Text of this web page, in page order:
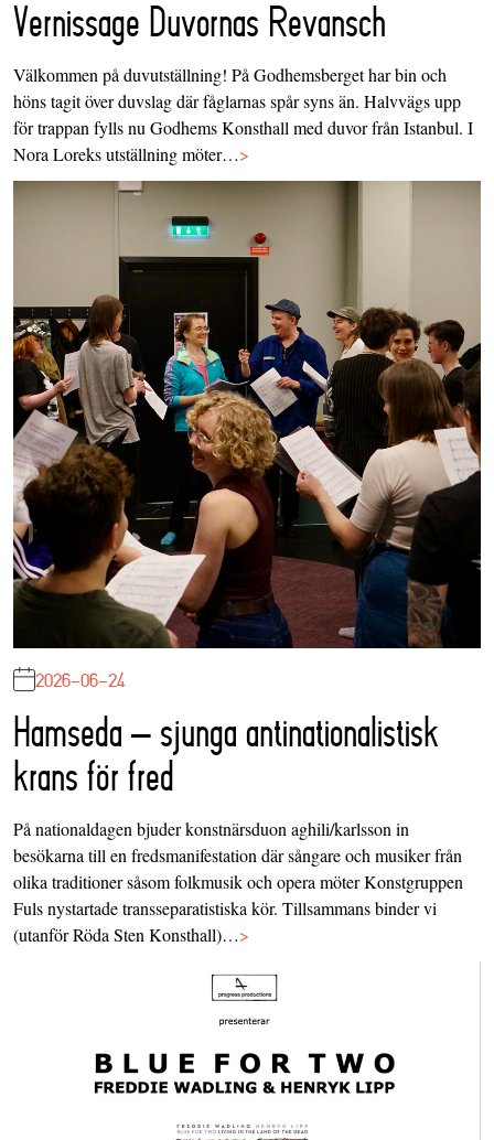
Vernissage Duvornas Revansch
Välkommen på duvutställning! På Godhemsberget har bin och
höns tagit över duvslag där fåglarnas spår syns än. Halvvägs upp
för trappan fylls nu Godhems Konsthall med duvor från Istanbul. I
Nora Loreks utställning möter…>
2026-06-24
Hamseda – sjunga antinationalistisk
krans för fred
På nationaldagen bjuder konstnärsduon aghili/karlsson in
besökarna till en fredsmanifestation där sångare och musiker från
olika traditioner såsom folkmusik och opera möter Konstgruppen
Fuls nystartade transseparatistiska kör. Tillsammans binder vi
(utanför Röda Sten Konsthall)…>